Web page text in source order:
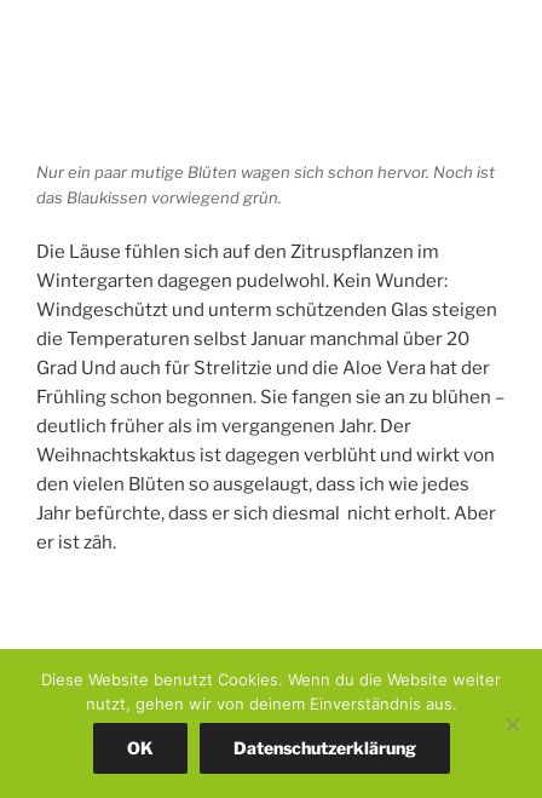
Nur ein paar mutige Blüten wagen sich schon hervor. Noch ist
das Blaukissen vorwiegend grün.
Die Läuse fühlen sich auf den Zitruspflanzen im
Wintergarten dagegen pudelwohl. Kein Wunder:
Windgeschützt und unterm schützenden Glas steigen
die Temperaturen selbst Januar manchmal über 20
Grad Und auch für Strelitzie und die Aloe Vera hat der
Frühling schon begonnen. Sie fangen sie an zu blühen –
deutlich früher als im vergangenen Jahr. Der
Weihnachtskaktus ist dagegen verblüht und wirkt von
den vielen Blüten so ausgelaugt, dass ich wie jedes
Jahr befürchte, dass er sich diesmal nicht erholt. Aber
er ist zäh.
Diese Website benutzt Cookies. Wenn du die Website weiter
nutzt, gehen wir von deinem Einverständnis aus.
OK Datenschutzerklärung